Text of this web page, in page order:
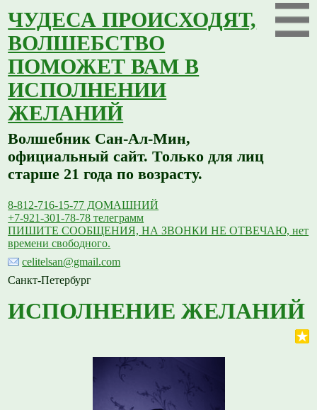
ЧУДЕСА ПРОИСХОДЯТ,
ВОЛШЕБСТВО
ПОМОЖЕТ ВАМ В
ИСПОЛНЕНИИ
ЖЕЛАНИЙ
Волшебник Сан-Ал-Мин,
официальный сайт. Только для лиц
старше 21 года по возрасту.
8-812-716-15-77 ДОМАШНИЙ
+7-921-301-78-78 телеграмм
ПИШИТЕ СООБЩЕНИЯ, НА ЗВОНКИ НЕ ОТВЕЧАЮ, нет
времени свободного.
celitelsan@gmail.com
Санкт-Петербург
ИСПОЛНЕНИЕ ЖЕЛАНИЙ